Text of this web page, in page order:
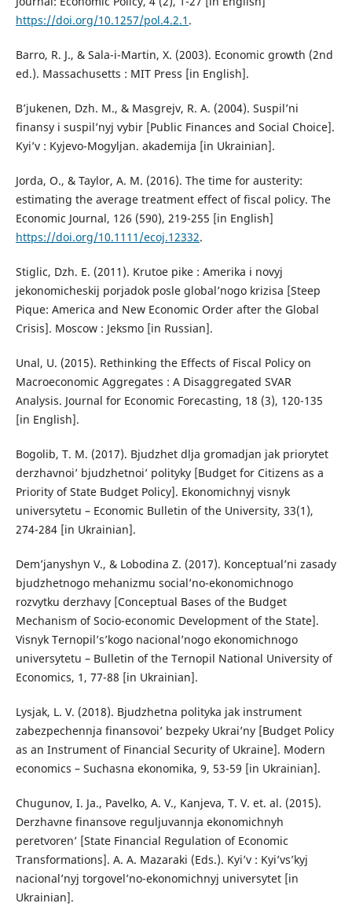
https://doi.org/10.1257/pol.4.2.1 .
Barro, R. J., & Sala-i-Martin, X. (2003). Economic growth (2nd
ed.). Massa­chusetts : MIT Press [in English].
B’jukenen, Dzh. M., & Masgrejv, R. A. (2004). Suspil’ni
finansy i suspil’nyj vybir [Public Finances and Social Choice].
Kyi’v : Kyjevo-Mogyljan. akade­mija [in Ukrainian].
Jorda, O., & Taylor, A. M. (2016). The time for austerity:
estimating the average treatment effect of fiscal policy. The
Economic Journal, 126 (590), 219-255 [in English]
https://doi.org/10.1111/ecoj.12332.
Stiglic, Dzh. E. (2011). Krutoe pike : Amerika i novyj
jekonomicheskij porjadok posle global’nogo krizisa [Steep
Pique: America and New Economic Order after the Global
Crisis]. Moscow : Jeksmo [in Russian].
Unal, U. (2015). Rethinking the Effects of Fiscal Policy on
Macroeconomic Aggregates : A Disaggregated SVAR
Analysis. Journal for Economic Forecasting, 18 (3), 120-135
[in English].
Bogolib, T. M. (2017). Bjudzhet dlja gromadjan jak priorytet
derzhavnoi’ bjudzhetnoi’ polityky [Budget for Citizens as a
Priority of State Budget Policy]. Ekonomichnyj visnyk
universytetu – Economic Bulletin of the University, 33(1),
274-284 [in Ukrainian].
Dem’janyshyn V., & Lobodina Z. (2017). Konceptual’ni zasady
bjudzhetnogo mehanizmu social’no-ekonomichnogo
rozvytku derzhavy [Conceptual Bases of the Budget
Mechanism of Socio-economic Development of the State].
Visnyk Ternopil’s’kogo nacional’nogo ekonomichnogo
universytetu – Bulletin of the Ternopil National University of
Economics, 1, 77-88 [in Ukrainian].
Lysjak, L. V. (2018). Bjudzhetna polityka jak instrument
zabezpechennja finan­sovoi’ bezpeky Ukrai’ny [Budget Policy
as an Instrument of Financial Security of Ukraine]. Modern
economics – Suchasna ekonomika, 9, 53-59 [in Ukrainian].
Chugunov, I. Ja., Pavelko, A. V., Kanjeva, T. V. et. al. (2015).
Derzhavne finansove reguljuvannja ekonomichnyh
peretvoren’ [State Financial Regula­tion of Economic
Transformations]. A. A. Mazaraki (Eds.). Kyi’v : Kyi’vs’kyj
nacional’nyj torgovel’no-ekonomichnyj universytet [in
Ukrainian].